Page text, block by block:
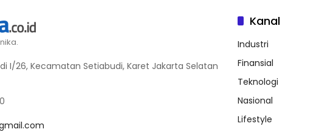
I/26, Kecamatan Setiabudi, Karet Jakarta Selatan
Kanal
Industri
Finansial
Teknologi
Nasional
Lifestyle